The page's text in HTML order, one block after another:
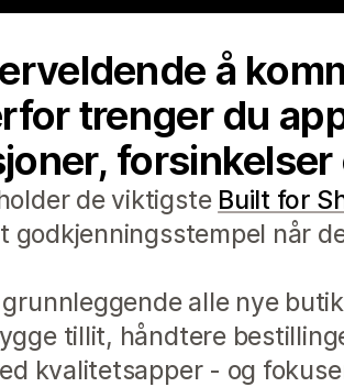
å
trenger du
de viktigste Built for
godkjenningsstempel når
alle nye
tillit, håndtere
kvalitetsapper - og